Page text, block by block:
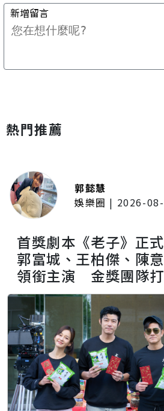
熱門推薦
郭懿慧
娛樂圈 | 2026-
首獎劇本《老子》正
郭富城、王柏傑、陳
領銜主演 金獎團隊